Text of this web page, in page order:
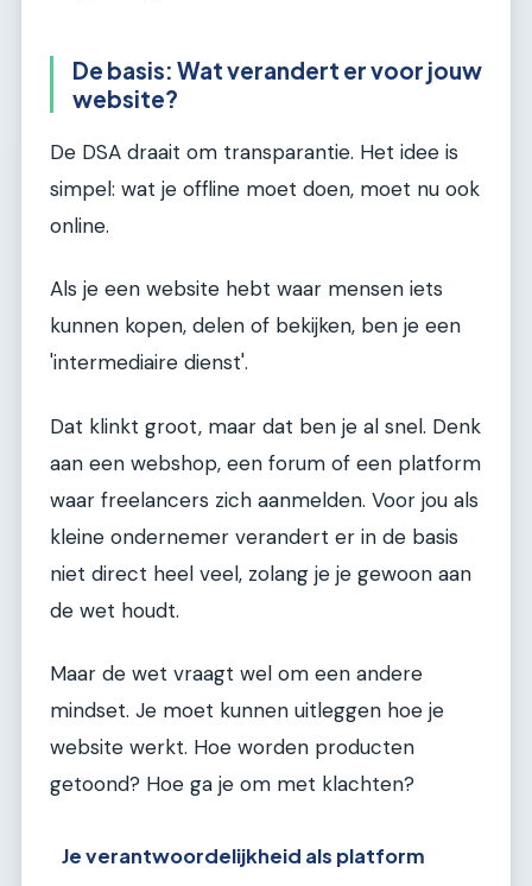
De basis: Wat verandert er voor jouw
website?
De DSA draait om transparantie. Het idee is
simpel: wat je offline moet doen, moet nu ook
online.
Als je een website hebt waar mensen iets
kunnen kopen, delen of bekijken, ben je een
'intermediaire dienst'.
Dat klinkt groot, maar dat ben je al snel. Denk
aan een webshop, een forum of een platform
waar freelancers zich aanmelden. Voor jou als
kleine ondernemer verandert er in de basis
niet direct heel veel, zolang je je gewoon aan
de wet houdt.
Maar de wet vraagt wel om een andere
mindset. Je moet kunnen uitleggen hoe je
website werkt. Hoe worden producten
getoond? Hoe ga je om met klachten?
Je verantwoordelijkheid als platform